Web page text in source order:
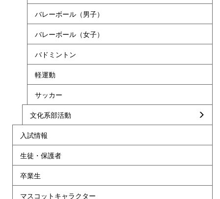
バレーボール（男子）
バレーボール（女子）
バドミントン
軽運動
サッカー
文化系部活動
入試情報
生徒・保護者
卒業生
マスコットキャラクター